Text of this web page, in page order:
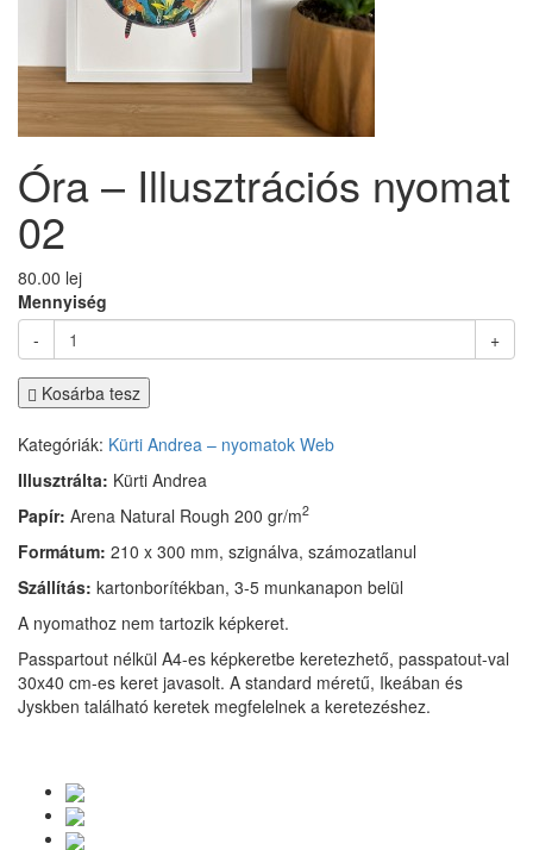
Óra – Illusztrációs nyomat
02
80.00 lej
Mennyiség
-
+
Kosárba tesz
Kategóriák: Kürti Andrea – nyomatok Web
Illusztrálta: Kürti Andrea
Papír: Arena Natural Rough 200 gr/m2
Formátum: 210 x 300 mm, szignálva, számozatlanul
Szállítás: kartonborítékban, 3-5 munkanapon belül
A nyomathoz nem tartozik képkeret.
Passpartout nélkül A4-es képkeretbe keretezhető, passpatout-val
30x40 cm-es keret javasolt. A standard méretű, Ikeában és
Jyskben található keretek megfelelnek a keretezéshez.